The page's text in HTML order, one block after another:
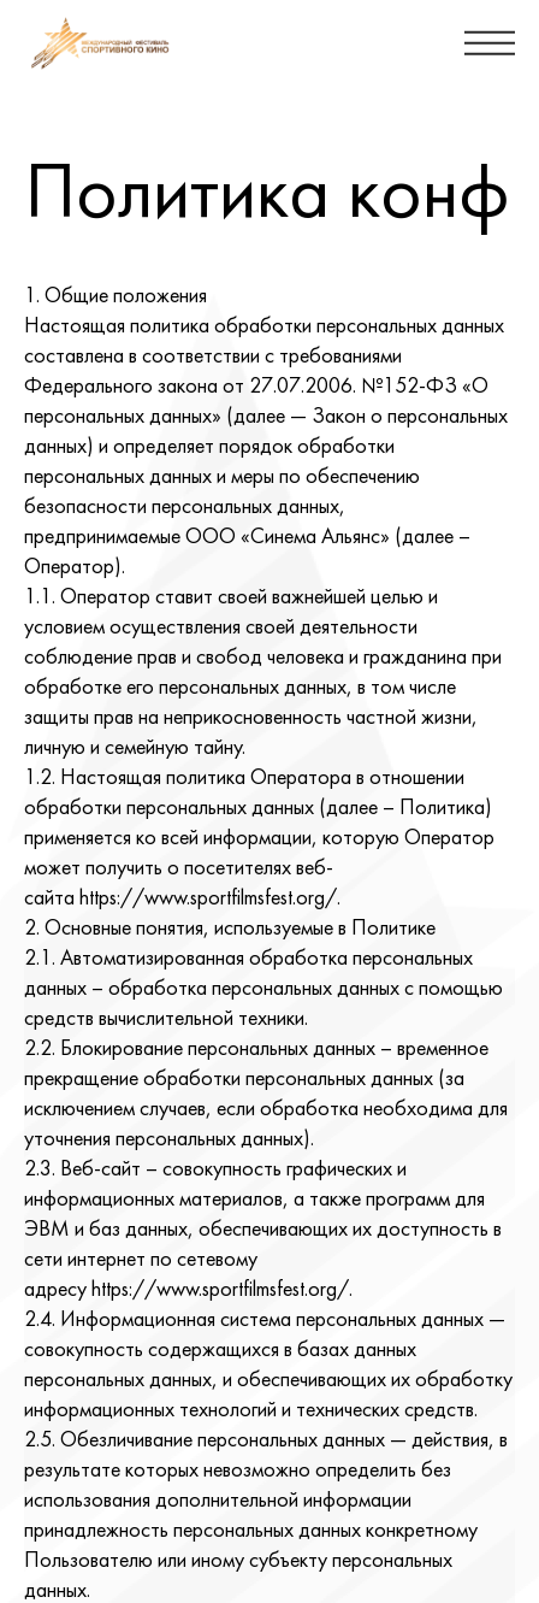
Политика
1. Общие положения
Настоящая политика обработки персональных данных
составлена в соответствии с требованиями
Федерального закона от 27.07.2006. №152-ФЗ «О
персональных данных» (далее — Закон о персональных
данных) и определяет порядок обработки
персональных данных и меры по обеспечению
безопасности персональных данных,
предпринимаемые ООО «Синема Альянс» (далее –
Оператор).
1.1. Оператор ставит своей важнейшей целью и
условием осуществления своей деятельности
соблюдение прав и свобод человека и гражданина при
обработке его персональных данных, в том числе
защиты прав на неприкосновенность частной жизни,
личную и семейную тайну.
1.2. Настоящая политика Оператора в отношении
обработки персональных данных (далее – Политика)
применяется ко всей информации, которую Оператор
может получить о посетителях веб-
сайта https://www.sportfilmsfest.org/.
2. Основные понятия, используемые в Политике
2.1. Автоматизированная обработка персональных
данных – обработка персональных данных с помощью
средств вычислительной техники.
2.2. Блокирование персональных данных – временное
прекращение обработки персональных данных (за
исключением случаев, если обработка необходима для
уточнения персональных данных).
2.3. Веб-сайт – совокупность графических и
информационных материалов, а также программ для
ЭВМ и баз данных, обеспечивающих их доступность в
сети интернет по сетевому
адресу https://www.sportfilmsfest.org/.
2.4. Информационная система персональных данных —
совокупность содержащихся в базах данных
персональных данных, и обеспечивающих их обработку
информационных технологий и технических средств.
2.5. Обезличивание персональных данных — действия, в
результате которых невозможно определить без
использования дополнительной информации
принадлежность персональных данных конкретному
Пользователю или иному субъекту персональных
данных.